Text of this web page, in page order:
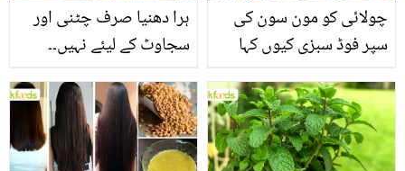
ہرا دھنیا صرف چٹنی اور
سجاوٹ کے لیئے نہیں۔۔
انگیز فوائد جو شاید ہی آپ
کو معلوم ہوں
چولائی کو مون سون کی
سپر فوڈ سبزی کیوں کہا
منرلز اور اینٹی آکسیڈنٹس
سے بھرپور اس سبزی کے
فائدے